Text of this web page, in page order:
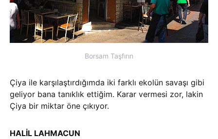
Borsam Taşfırın
Çiya ile karşılaştırdığımda iki farklı ekolün savaşı gibi
geliyor bana tanıklık ettiğim. Karar vermesi zor, lakin
Çiya bir miktar öne çıkıyor.
HALİL LAHMACUN